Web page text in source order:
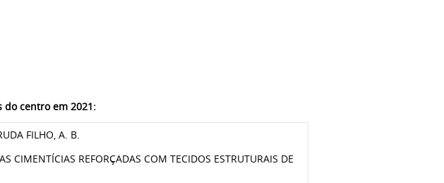
centro em 2021:
FILHO, A. B.
CIMENTÍCIAS REFORÇADAS COM TECIDOS ESTRUTURAIS DE